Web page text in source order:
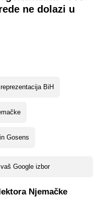
ne dolazi u
BiH
Gosens
Google izbor
Njemačke